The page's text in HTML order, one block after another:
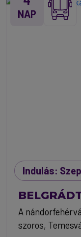
NAP
Indulás:
A
szoros,